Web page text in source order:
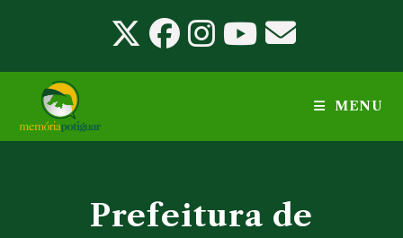
conteúdo
MENU
Prefeitura de